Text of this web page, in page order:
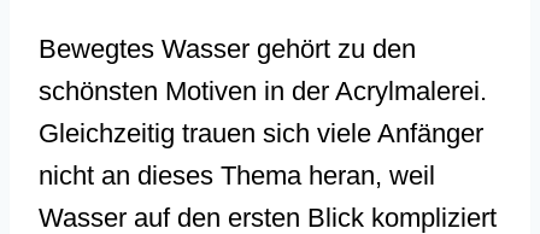
Bewegtes Wasser gehört zu den
schönsten Motiven in der Acrylmalerei.
Gleichzeitig trauen sich viele Anfänger
nicht an dieses Thema heran, weil
Wasser auf den ersten Blick kompliziert